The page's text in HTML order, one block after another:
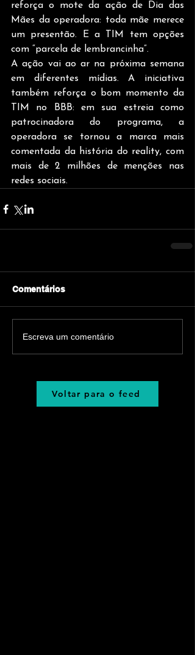
reforça o mote da ação de Dia das
Mães da operadora: toda mãe merece
um presentão. E a TIM tem opções
com “parcela de lembrancinha”.
A ação vai ao ar na próxima semana
em diferentes mídias. A iniciativa
também reforça o bom momento da
TIM no BBB: em sua estreia como
patrocinadora do programa, a
operadora se tornou a marca mais
comentada da história do reality, com
mais de 2 milhões de menções nas
redes sociais.
Comentários
Escreva um comentário
Voltar para o feed